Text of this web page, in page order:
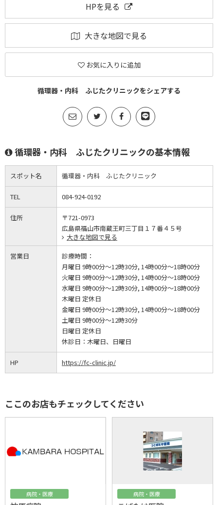
HPを見る
大きな地図で見る
お気に入りに追加
循環器・内科 ふじたクリニックをシェアする
循環器・内科 ふじたクリニックの基本情報
スポット名 循環器・内科 ふじたクリニック
TEL 084-924-0192
住所
〒721-0973
広島県福山市南蔵王町三丁目１７番４５号
大きな地図で見る
営業日
診療時間：
月曜日 9時00分～12時30分, 14時00分～18時00分
火曜日 9時00分～12時30分, 14時00分～18時00分
水曜日 9時00分～12時30分, 14時00分～18時00分
木曜日 定休日
金曜日 9時00分～12時30分, 14時00分～18時00分
土曜日 9時00分～12時30分
日曜日 定休日
休診日： 木曜日、日曜日
HP https://fc-clinic.jp/
ここのお店もチェックしてください
病院・医療 病院・医療